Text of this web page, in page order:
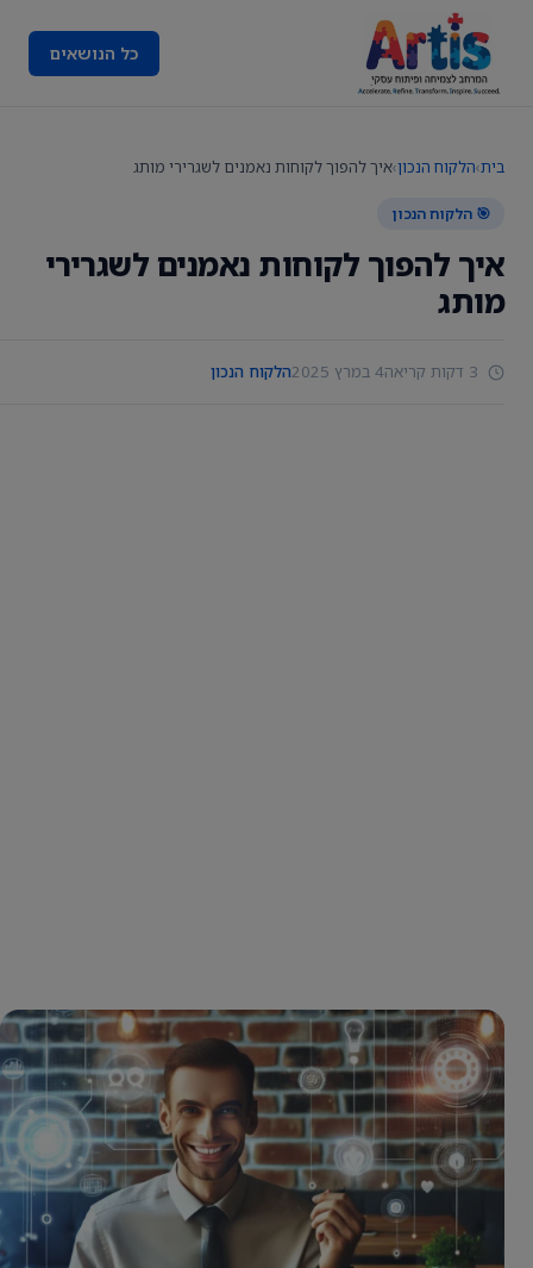
כל הנושאים
בית›הלקוח הנכון›איך להפוך לקוחות נאמנים לשגרירי מותג
🎯 הלקוח הנכון
איך להפוך לקוחות נאמנים לשגרירי
מותג
4 במרץ 2025 הלקוח הנכון